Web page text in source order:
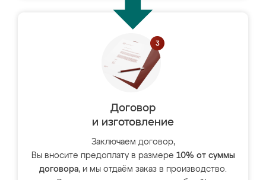
Договор
и изготовление
Заключаем договор,
Вы вносите предоплату в размере 10% от суммы
договора, и мы отдаём заказ в производство.